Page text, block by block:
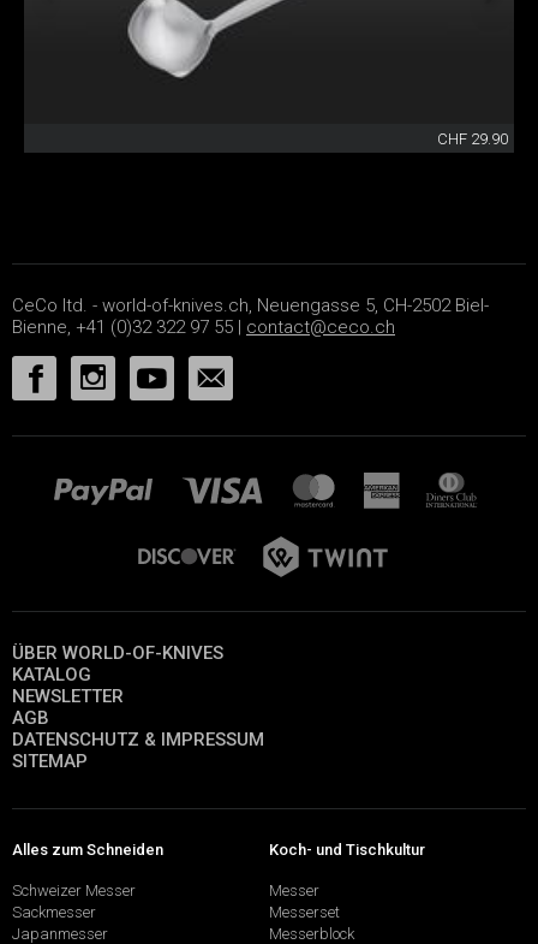
CHF 29.90
CeCo ltd. - world-of-knives.ch, Neuengasse 5, CH-2502 Biel-
Bienne, +41 (0)32 322 97 55 | contact@ceco.ch
ÜBER WORLD-OF-KNIVES
KATALOG
NEWSLETTER
AGB
DATENSCHUTZ & IMPRESSUM
SITEMAP
Alles zum Schneiden
Schweizer Messer
Sackmesser
Japanmesser
Koch- und Tischkultur
Messer
Messerset
Messerblock